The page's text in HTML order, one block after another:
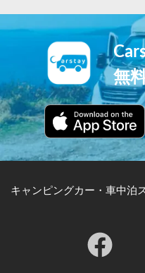
無
キャンピングカー・車中泊